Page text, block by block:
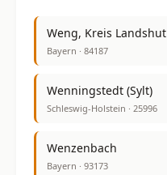
Weng, Kreis Landshut
Bayern · 84187
Wenningstedt (Sylt)
Schleswig-Holstein · 25996
Wenzenbach
Bayern · 93173